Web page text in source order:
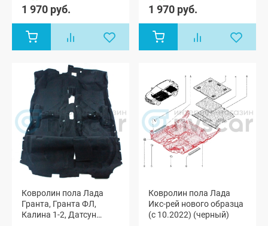
1 970 руб. 1 970 руб.
Ковролин пола Лада
Гранта, Гранта ФЛ,
Калина 1-2, Датсун
Ковролин пола Лада
Икс-рей нового образца
(с 10.2022) (черный)